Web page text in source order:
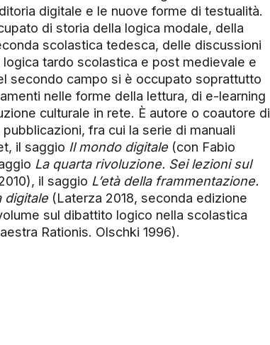
digitale e le nuove forme di testualità.
di storia della logica modale, della
scolastica tedesca, delle discussioni
tardo scolastica e post medievale e
secondo campo si è occupato soprattutto
nelle forme della lettura, di e-learning
culturale in rete. È autore o coautore di
fra cui la serie di manuali
il saggio Il mondo digitale(con Fabio
La quarta rivoluzione. Sei lezioni sul
il saggio L’età della frammentazione.
digitale(Laterza 2018, seconda edizione
sul dibattito logico nella scolastica
Rationis. Olschki 1996).